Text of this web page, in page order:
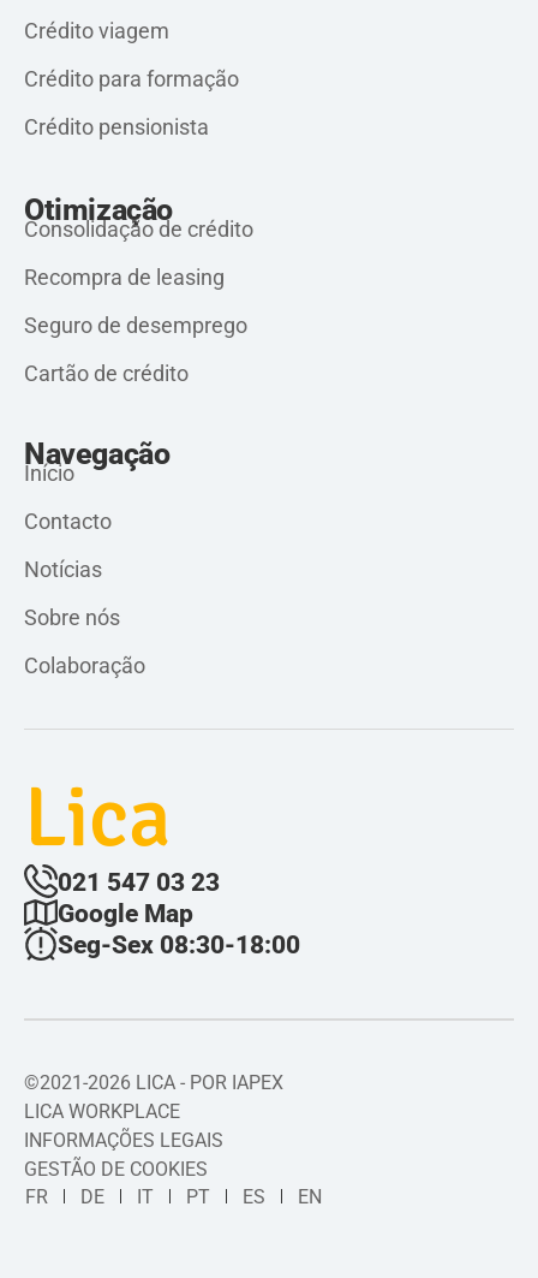
Crédito viagem
Crédito para formação
Crédito pensionista
Otimização
Consolidação de crédito
Recompra de leasing
Seguro de desemprego
Cartão de crédito
Navegação
Início
Contacto
Notícias
Sobre nós
Colaboração
Lica
021 547 03 23
Google Map
Seg-Sex 08:30-18:00
©2021-2026 LICA - POR IAPEX
LICA WORKPLACE
INFORMAÇÕES LEGAIS
GESTÃO DE COOKIES
FR
DE IT PT ES EN